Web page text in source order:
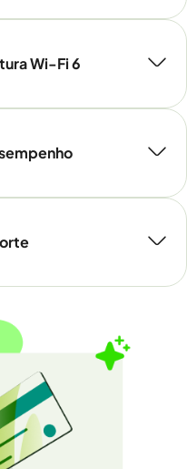
Wi-Fi 6